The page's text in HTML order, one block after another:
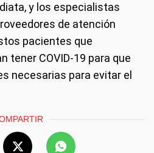
y los especialistas
de atención
pacientes que
tener COVID-19 para que
necesarias para evitar el